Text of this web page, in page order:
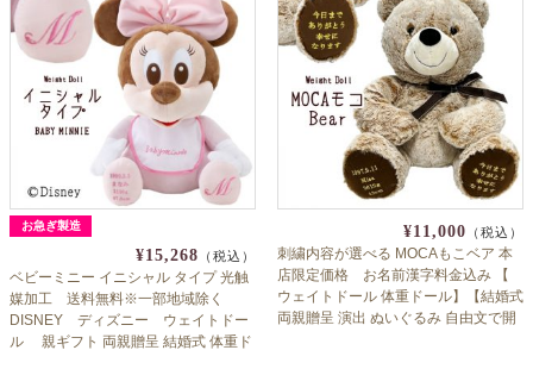
お急ぎ製造
¥15,268 （税込）
ベビーミニー イニシャル タイプ 光触
媒加工 送料無料※一部地域除く
DISNEY ディズニー ウェイトドー
ル 親ギフト 両親贈呈 結婚式 体重ド
¥11,000 （税込）
刺繍内容が選べる MOCAもこベア 本
店限定価格 お名前漢字料金込み 【
ウェイトドール 体重ドール】【結婚式
両親贈呈 演出 ぬいぐるみ 自由文で開